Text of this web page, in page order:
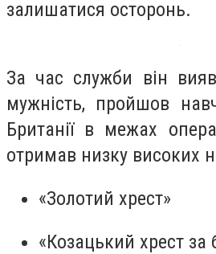
залишатися осторонь.
За час служби він
мужність, пройшов
Британії в межах
отримав низку високих
«Золотий хрест»
«Козацький хрест за